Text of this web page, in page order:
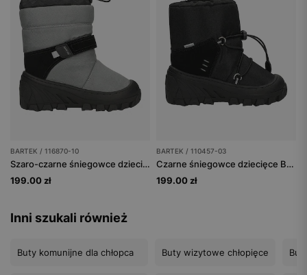
BARTEK / 116870-10
Szaro-czarne śniegowce dziecięce BARTEK 116870-10
199.00 zł
BARTEK / 110457-03
Czarne śniegowce dziecięce BARTEK 110457-03
199.00 zł
Inni szukali również
Buty komunijne dla chłopca Buty wizytowe chłopięce